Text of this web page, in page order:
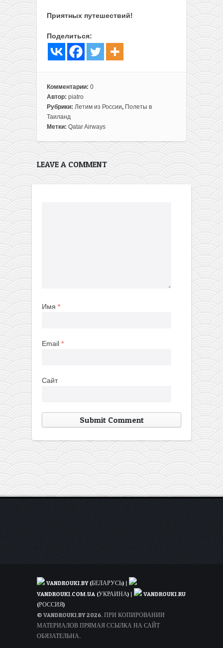
Приятных путешествий!
Поделиться:
Комментарии: 0
Автор: piatro
Рубрики: Летим из России, Полеты в
Таиланд
Метки: Qatar Airways
LEAVE A COMMENT
Имя *
Email *
Сайт
VANDROUKI.BY (БЕЛАРУСЬ) |
VANDROUKI.COM.UA (УКРАИНА) |
VANDROUKI.RU
(РОССИЯ)
© VANDROUKI.BY 2026. ПРИ КОПИРОВАНИИ
МАТЕРИАЛОВ ПРЯМАЯ ССЫЛКА НА САЙТ
ОБЯЗАТЕЛЬНА.